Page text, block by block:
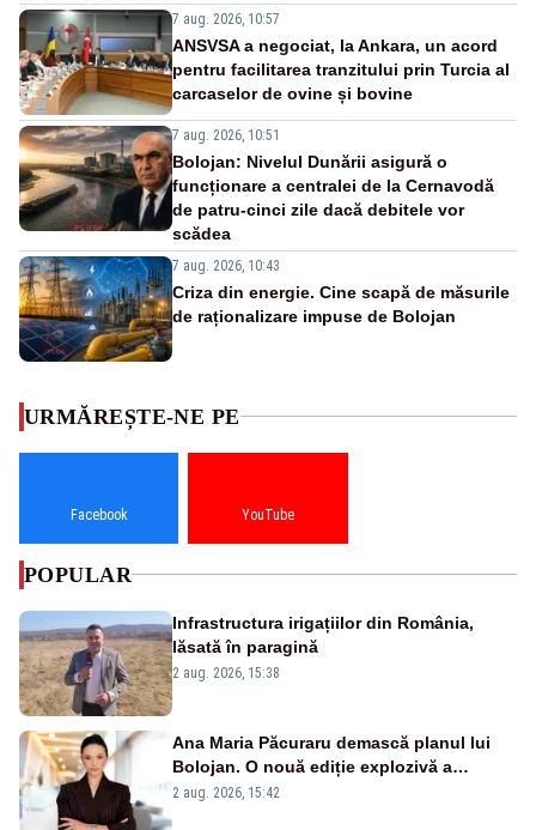
7 aug. 2026, 10:57
ANSVSA a negociat, la Ankara, un acord
pentru facilitarea tranzitului prin Turcia al
carcaselor de ovine și bovine
7 aug. 2026, 10:51
Bolojan: Nivelul Dunării asigură o
funcționare a centralei de la Cernavodă
de patru-cinci zile dacă debitele vor
scădea
7 aug. 2026, 10:43
Criza din energie. Cine scapă de măsurile
de raționalizare impuse de Bolojan
URMĂREȘTE-NE PE
Facebook YouTube
POPULAR
Infrastructura irigațiilor din România,
lăsată în paragină
2 aug. 2026, 15:38
Ana Maria Păcuraru demască planul lui
Bolojan. O nouă ediție explozivă a
emisiunii „Miza Zilei” la Realitatea PLUS
2 aug. 2026, 15:42